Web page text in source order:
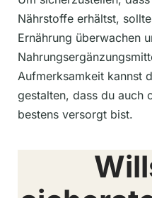
Nährstoffe erhältst,
Ernährung überwachen
Aufmerksamkeit kannst
gestalten, dass du auch
bestens versorgt bist.